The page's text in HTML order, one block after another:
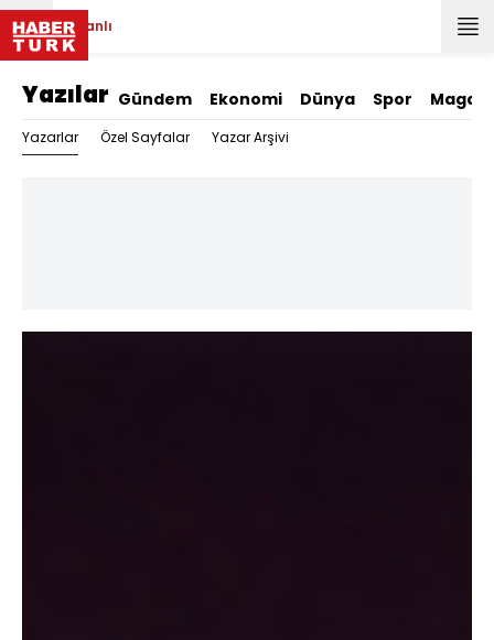
Canlı
Yazılar Gündem Ekonomi Dünya Spor
Yazarlar Özel Sayfalar Yazar Arşivi